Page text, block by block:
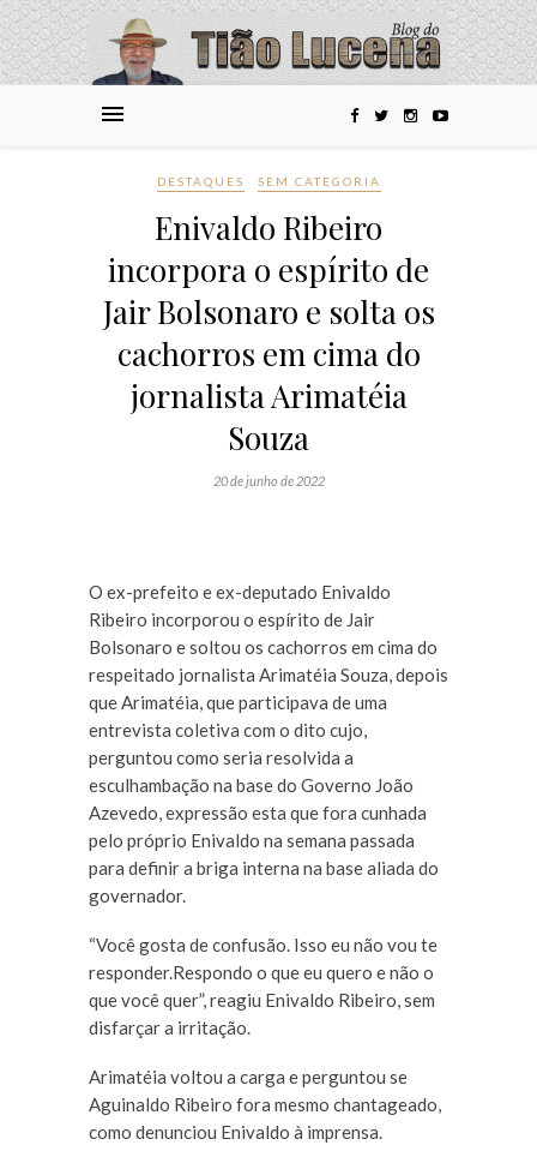
DESTAQUES SEM CATEGORIA
Enivaldo Ribeiro
incorpora o espírito de
Jair Bolsonaro e solta os
cachorros em cima do
jornalista Arimatéia
Souza
20 de junho de 2022
O ex-prefeito e ex-deputado Enivaldo
Ribeiro incorporou o espírito de Jair
Bolsonaro e soltou os cachorros em cima do
respeitado jornalista Arimatéia Souza, depois
que Arimatéia, que participava de uma
entrevista coletiva com o dito cujo,
perguntou como seria resolvida a
esculhambação na base do Governo João
Azevedo, expressão esta que fora cunhada
pelo próprio Enivaldo na semana passada
para definir a briga interna na base aliada do
governador.
“Você gosta de confusão. Isso eu não vou te
responder.Respondo o que eu quero e não o
que você quer”, reagiu Enivaldo Ribeiro, sem
disfarçar a irritação.
Arimatéia voltou a carga e perguntou se
Aguinaldo Ribeiro fora mesmo chantageado,
como denunciou Enivaldo à imprensa.